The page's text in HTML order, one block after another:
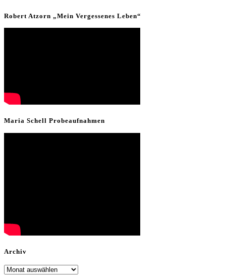
Robert Atzorn „Mein Vergessenes Leben“
Maria Schell Probeaufnahmen
Archiv
Archiv